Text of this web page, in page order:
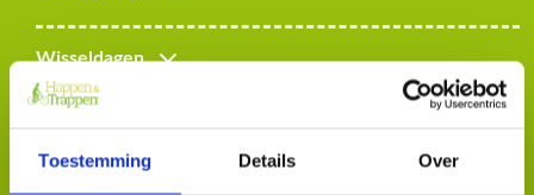
Toestemming Details Over
Wisseldagen